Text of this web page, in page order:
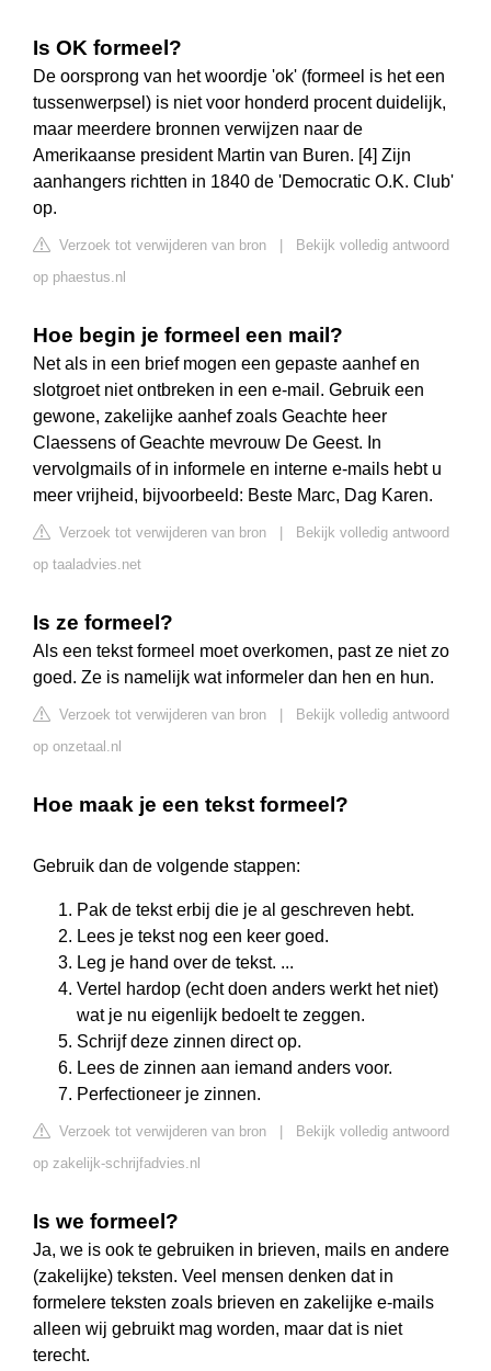
Is OK formeel?
De oorsprong van het woordje 'ok' (formeel is het een
tussenwerpsel) is niet voor honderd procent duidelijk,
maar meerdere bronnen verwijzen naar de
Amerikaanse president Martin van Buren. [4] Zijn
aanhangers richtten in 1840 de 'Democratic O.K. Club'
op.
Verzoek tot verwijderen van bron
Bekijk volledig antwoord
op phaestus.nl
Hoe begin je formeel een mail?
Net als in een brief mogen een gepaste aanhef en
slotgroet niet ontbreken in een e-mail. Gebruik een
gewone, zakelijke aanhef zoals Geachte heer
Claessens of Geachte mevrouw De Geest. In
vervolgmails of in informele en interne e-mails hebt u
meer vrijheid, bijvoorbeeld: Beste Marc, Dag Karen.
Verzoek tot verwijderen van bron
Bekijk volledig antwoord
op taaladvies.net
Is ze formeel?
Als een tekst formeel moet overkomen, past ze niet zo
goed. Ze is namelijk wat informeler dan hen en hun.
Verzoek tot verwijderen van bron
Bekijk volledig antwoord
op onzetaal.nl
Hoe maak je een tekst formeel?
Gebruik dan de volgende stappen:
Pak de tekst erbij die je al geschreven hebt.
Lees je tekst nog een keer goed.
Leg je hand over de tekst. ...
Vertel hardop (echt doen anders werkt het niet)
wat je nu eigenlijk bedoelt te zeggen.
Schrijf deze zinnen direct op.
Lees de zinnen aan iemand anders voor.
Perfectioneer je zinnen.
Verzoek tot verwijderen van bron
Bekijk volledig antwoord
op zakelijk-schrijfadvies.nl
Is we formeel?
Ja, we is ook te gebruiken in brieven, mails en andere
(zakelijke) teksten. Veel mensen denken dat in
formelere teksten zoals brieven en zakelijke e-mails
alleen wij gebruikt mag worden, maar dat is niet
terecht.